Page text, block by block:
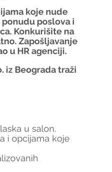
koje nude
poslova i
Konkurišite na
Zapošljavanje
u HR agenciji.
iz Beograda traži
u salon.
i opcijama koje